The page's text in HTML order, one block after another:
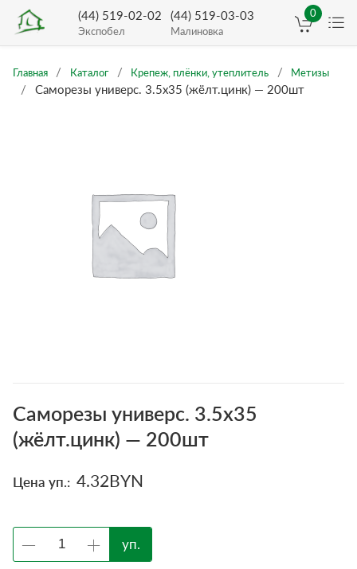
(44) 519-02-02
Экспобел
(44) 519-03-03
Малиновка
0
Главная Каталог Крепеж, плёнки, утеплитель Метизы
Саморезы универс. 3.5х35 (жёлт.цинк) — 200шт
Саморезы универс. 3.5х35
(жёлт.цинк) — 200шт
Цена уп.: 4.32BYN
уп.